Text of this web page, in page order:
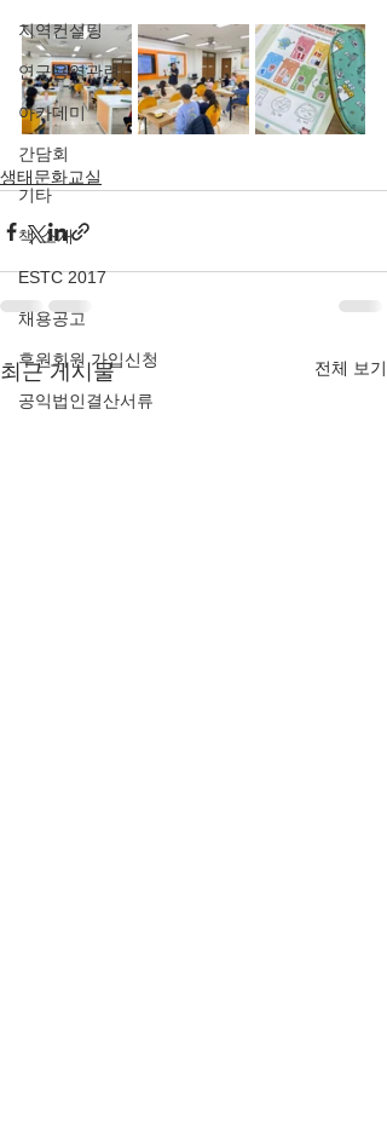
지역컨설팅
연구용역관련
아카데미
간담회
기타
책 소개
ESTC 2017
채용공고
후원회원 가입신청
공익법인결산서류
생태문화교실
최근 게시물 전체 보기